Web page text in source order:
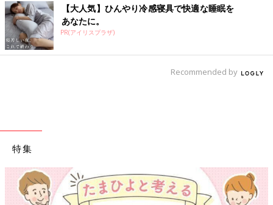
【大人気】ひんやり冷感寝具で快適な睡眠を
あなたに。
PR(アイリスプラザ)
Recommended by
特集